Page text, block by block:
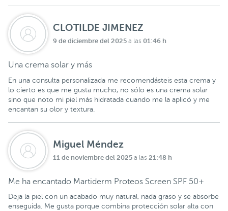
CLOTILDE JIMENEZ
9 de diciembre del 2025 a las 01:46 h
Una crema solar y más
En una consulta personalizada me recomendásteis esta crema y
lo cierto es que me gusta mucho, no sólo es una crema solar
sino que noto mi piel más hidratada cuando me la aplicó y me
encantan su olor y textura.
Miguel Méndez
11 de noviembre del 2025 a las 21:48 h
Me ha encantado Martiderm Proteos Screen SPF 50+
Deja la piel con un acabado muy natural, nada graso y se absorbe
enseguida. Me gusta porque combina protección solar alta con